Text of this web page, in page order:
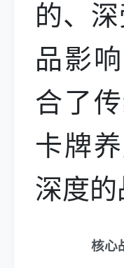
的、
品影
合了
卡牌
深度的
核心